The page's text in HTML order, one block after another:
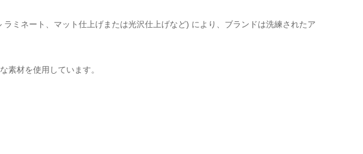
ミネート、マット仕上げまたは光沢仕上げなど) により、ブランドは洗練されたア
素材を使用しています。